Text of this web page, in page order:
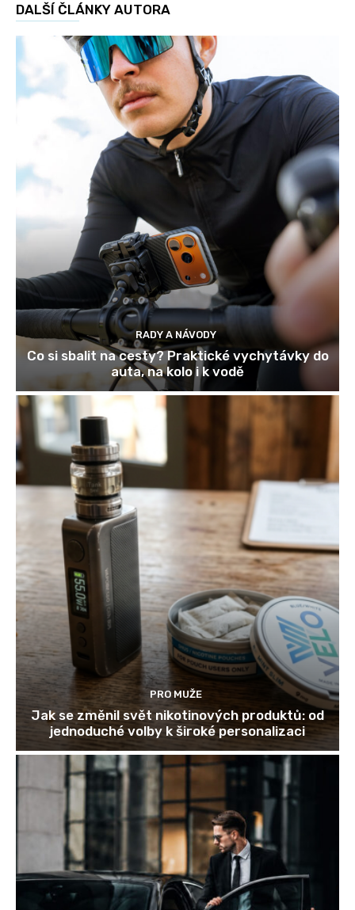
DALŠÍ ČLÁNKY AUTORA
RADY A NÁVODY
Co si sbalit na cesty? Praktické vychytávky do
auta, na kolo i k vodě
PRO MUŽE
Jak se změnil svět nikotinových produktů: od
jednoduché volby k široké personalizaci